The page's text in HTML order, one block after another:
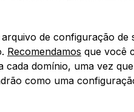
de configuração
Recomendamos que você
cada domínio, uma vez
como uma